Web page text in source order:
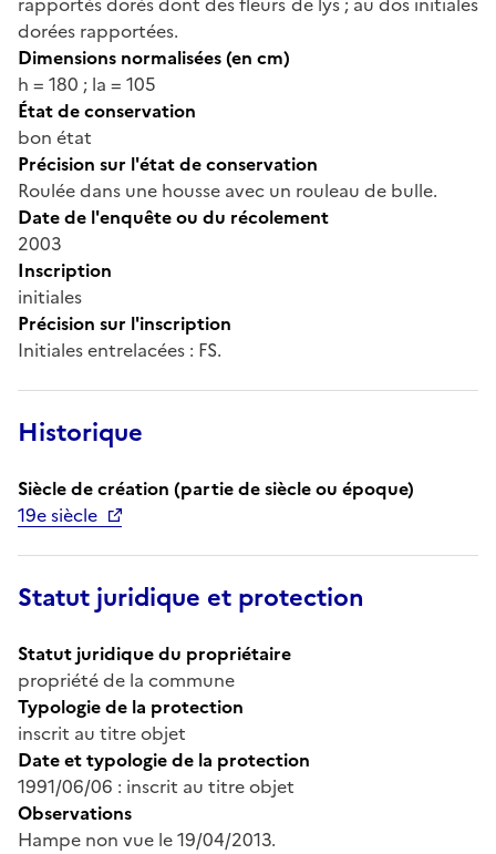
dorées rapportées.
Dimensions normalisées (en cm)
h = 180 ; la = 105
État de conservation
bon état
Précision sur l'état de conservation
Roulée dans une housse avec un rouleau de bulle.
Date de l'enquête ou du récolement
2003
Inscription
initiales
Précision sur l'inscription
Initiales entrelacées : FS.
Historique
Siècle de création (partie de siècle ou époque)
19e siècle
Statut juridique et protection
Statut juridique du propriétaire
propriété de la commune
Typologie de la protection
inscrit au titre objet
Date et typologie de la protection
1991/06/06 : inscrit au titre objet
Observations
Hampe non vue le 19/04/2013.